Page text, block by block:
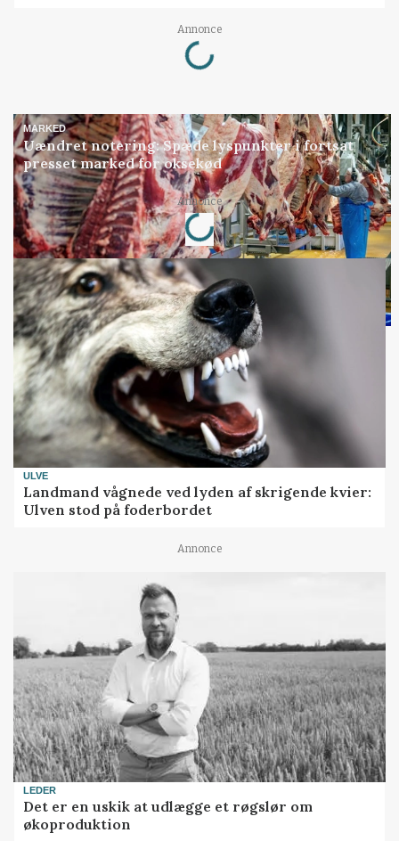
Annonce
Loading...
MARKED
Uændret notering: Spæde lyspunkter i fortsat
presset marked for oksekød
Annonce
Loading...
ULVE
Landmand vågnede ved lyden af skrigende kvier:
Ulven stod på foderbordet
Annonce
LEDER
Det er en uskik at udlægge et røgslør om
økoproduktion